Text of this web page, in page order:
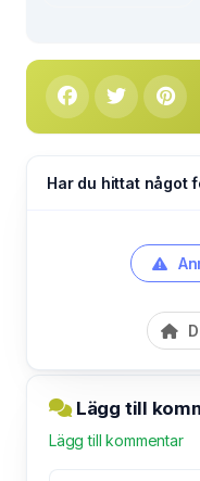
Har du hittat något
Lägg till
Lägg till kommentar